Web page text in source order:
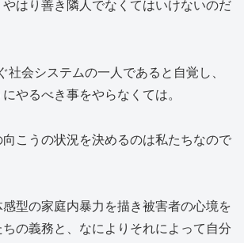
はり善き隣人でなくてはいけないのだ
社会システムの一人であると自覚し、
やるべき事をやらなくては。
こうの状況を決めるのは私たちなので
型の家庭内暴力を描き被害者の心境を
の義務と、なによりそれによって自分